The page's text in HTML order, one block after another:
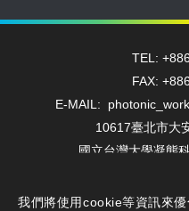
我們將使用cookie等資訊來
TEL:
FAX:
E-MAIL:
10617臺北市大
國立台灣大學凝態
Copyright © 光電工坊 All